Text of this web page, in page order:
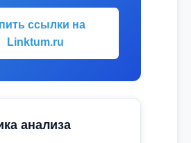
ссылки на
Linktum.ru
анализа